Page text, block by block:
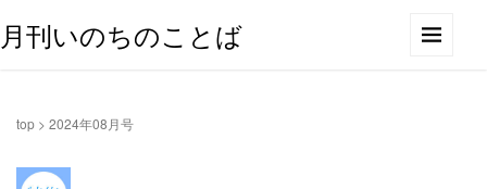
月刊いのちのことば
top > 2024年08月号